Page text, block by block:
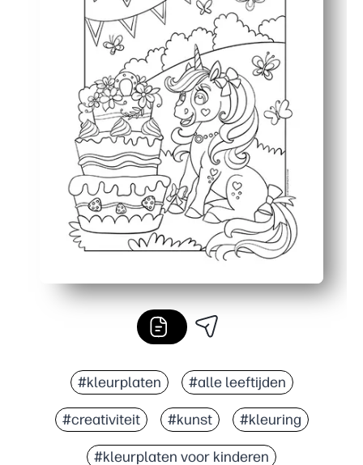
#kleurplaten #alle leeftijden
#creativiteit #kunst #kleuring
#kleurplaten voor kinderen